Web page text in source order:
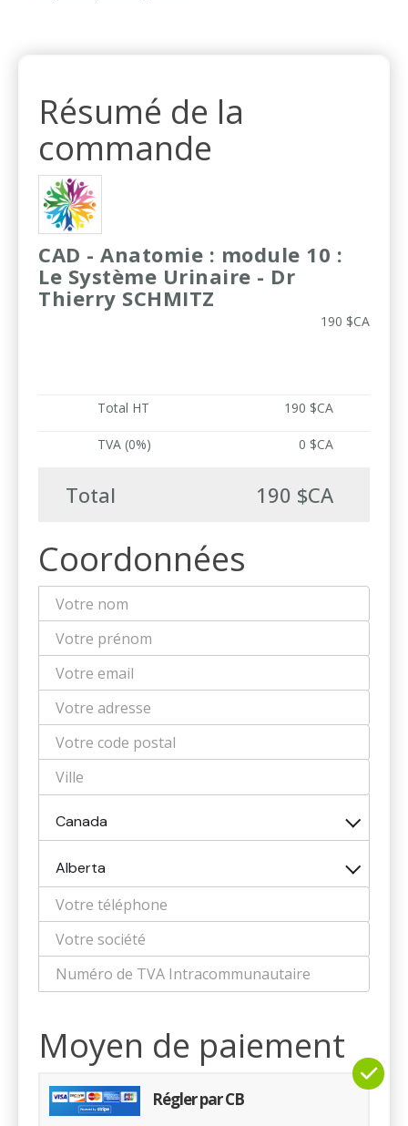
Résumé de la
commande
CAD - Anatomie : module 10 :
Le Système Urinaire - Dr
Thierry SCHMITZ
190 $CA
Total HT 190 $CA
TVA (0%) 0 $CA
Total 190 $CA
Coordonnées
Canada
Alberta
Moyen de paiement
Régler par CB